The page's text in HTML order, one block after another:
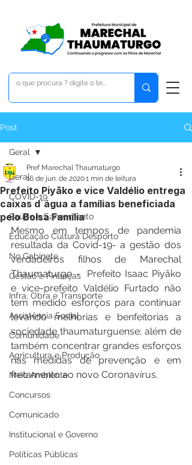
Post
Geral
COVID-19
Saúde e Saneamento
Educação Cultura Desporto
No Gabinete
Gestão e Finanças
Infra, Obra e Transporte
Assistência Social
Comunidade
Agricultura e Produção
Meio Ambiente
Concursos
Comunicado
Institucional e Governo
Políticas Públicas
Geral
Prefeito Piyãko e vice Valdélio entrega
caixas d´água a famílias beneficiada
pelo Bolsa Família
Pref Marechal Thaumaturgo
16 de jun. de 20201 min de leitura
Mesmo em tempos de pandemia
resultada da Covid-19- a gestão dos
verdadeiros filhos de Marechal
Thaumaturgo -  Prefeito Isaac Piyãko
e vice-prefeito Valdélio Furtado não
tem medido esforços para continuar
levando melhorias e benfeitorias a
sociedade thaumaturguense; além de
também concentrar grandes esforços
nas medidas de prevenção e em
fretamento ao novo Coronavírus.